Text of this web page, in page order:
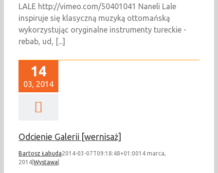
LALE http://vimeo.com/50401041 Naneli Lale
inspiruje się klasyczną muzyką ottomańską
wykorzystując oryginalne instrumenty tureckie -
rebab, ud, [...]
14
03, 2014
Odcienie Galerii [wernisaż]
Bartosz Łabuda2014-03-07T09:18:48+01:0014 marca,
2014 Wystawa